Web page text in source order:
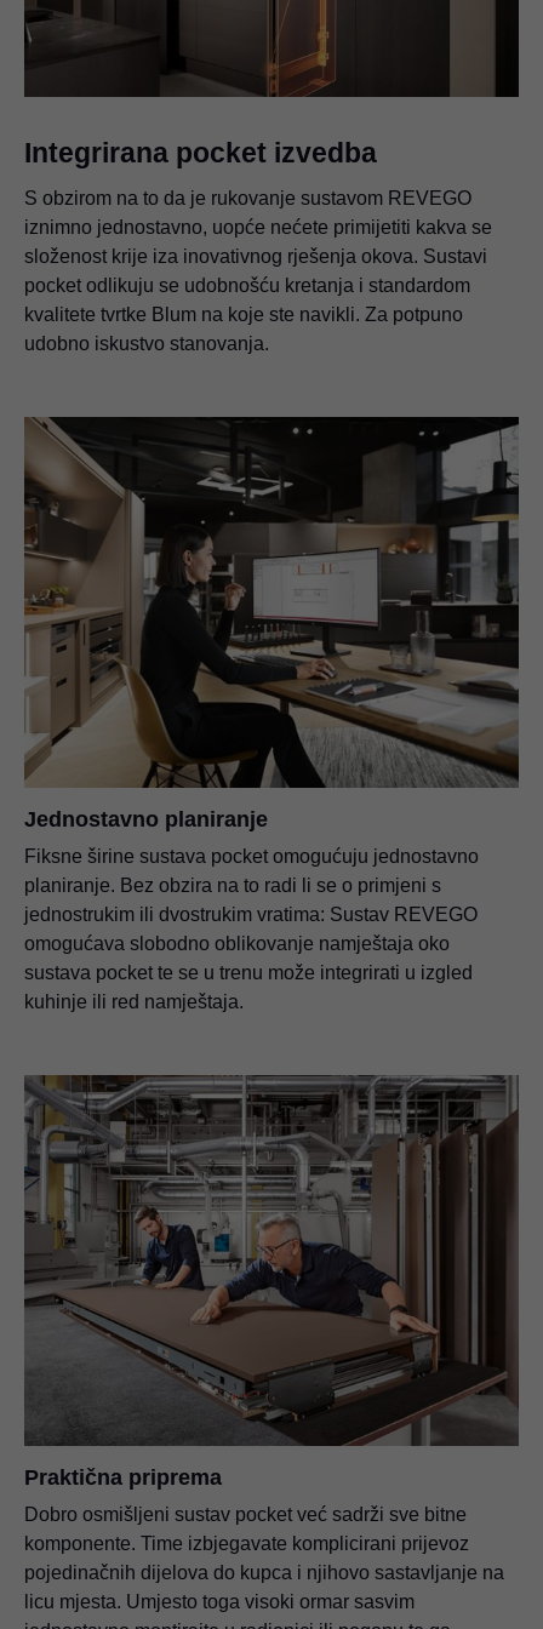
Integrirana pocket izvedba
S obzirom na to da je rukovanje sustavom REVEGO
iznimno jednostavno, uopće nećete primijetiti kakva se
složenost krije iza inovativnog rješenja okova. Sustavi
pocket odlikuju se udobnošću kretanja i standardom
kvalitete tvrtke Blum na koje ste navikli. Za potpuno
udobno iskustvo stanovanja.
Jednostavno planiranje
Fiksne širine sustava pocket omogućuju jednostavno
planiranje. Bez obzira na to radi li se o primjeni s
jednostrukim ili dvostrukim vratima: Sustav REVEGO
omogućava slobodno oblikovanje namještaja oko
sustava pocket te se u trenu može integrirati u izgled
kuhinje ili red namještaja.
Praktična priprema
Dobro osmišljeni sustav pocket već sadrži sve bitne
komponente. Time izbjegavate komplicirani prijevoz
pojedinačnih dijelova do kupca i njihovo sastavljanje na
licu mjesta. Umjesto toga visoki ormar sasvim